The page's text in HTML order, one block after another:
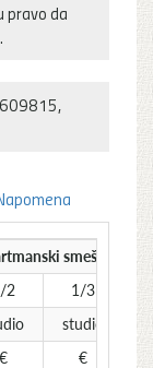
pravo da
smeštaj i
2
1/3
studio
€ €